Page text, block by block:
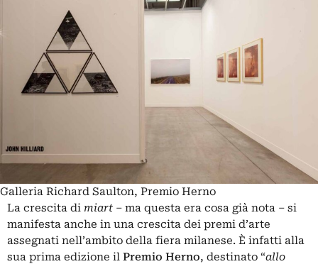
Galleria Richard Saulton, Premio Herno
La crescita di miart – ma questa era cosa già nota – si
manifesta anche in una crescita dei premi d’arte
assegnati nell’ambito della fiera milanese. È infatti alla
sua prima edizione il Premio Herno, destinato “allo